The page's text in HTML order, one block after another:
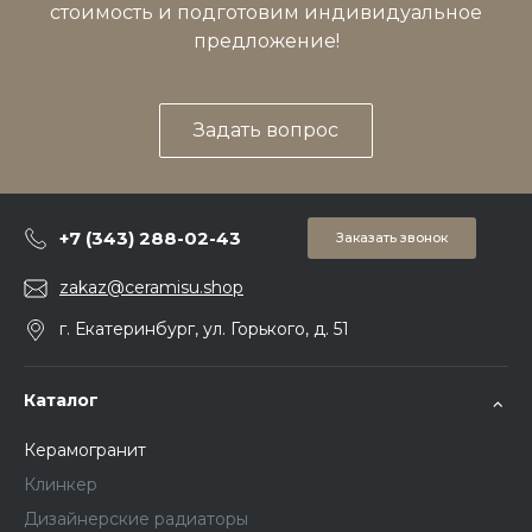
стоимость и подготовим индивидуальное
предложение!
Задать вопрос
+7 (343) 288-02-43 Заказать звонок
zakaz@ceramisu.shop
г. Екатеринбург, ул. Горького, д. 51
Каталог
Керамогранит
Клинкер
Дизайнерские радиаторы